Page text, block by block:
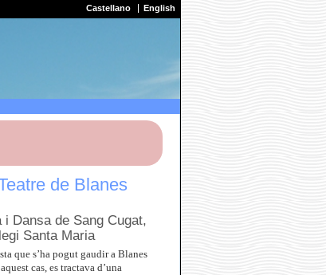
Castellano English
de Blanes
Dansa de Sang Cugat,
Santa Maria
que s’ha pogut gaudir a Blanes
cas, es tractava d’una